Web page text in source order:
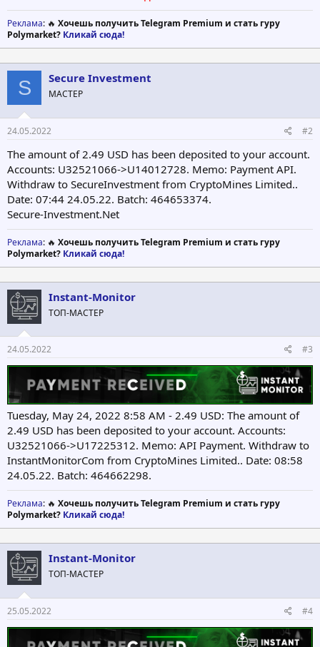
$50000
Депозит включен
50000,00 - ∞ 200,00%
300% Через 7 рабочих дней
Минимум
$30000
Депозит включен
И более ....
Реклама: 🔥 Хочешь получить Telegram Premium и стать гуру
Polymarket? Кликай сюда!
S Secure Investment
МАСТЕР
24.05.2022 #2
The amount of 2.49 USD has been deposited to your account.
Accounts: U32521066->U14012728. Memo: Payment API.
Withdraw to SecureInvestment from CryptoMines Limited..
Date: 07:44 24.05.22. Batch: 464653374.
Secure-Investment.Net
Реклама: 🔥 Хочешь получить Telegram Premium и стать гуру
Polymarket? Кликай сюда!
Instant-Monitor
ТОП-МАСТЕР
24.05.2022 #3
Tuesday, May 24, 2022 8:58 AM - 2.49 USD: The amount of
2.49 USD has been deposited to your account. Accounts:
U32521066->U17225312. Memo: API Payment. Withdraw to
InstantMonitorCom from CryptoMines Limited.. Date: 08:58
24.05.22. Batch: 464662298.
Реклама: 🔥 Хочешь получить Telegram Premium и стать гуру
Polymarket? Кликай сюда!
Instant-Monitor
ТОП-МАСТЕР
25.05.2022 #4